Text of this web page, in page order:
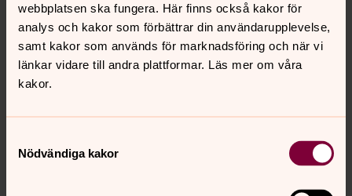
webbplatsen ska fungera. Här finns också kakor för
analys och kakor som förbättrar din användarupplevelse,
samt kakor som används för marknadsföring och när vi
länkar vidare till andra plattformar. Läs mer om våra
kakor.
Nödvändiga kakor
Foto: Kata Palasi /Ikon
Tillsammans arbetar vi för
människor över hela världen
Act Svenska kyrkan
är Svenska kyrkans internationella
kyrkor, organisationer och tusentals frivilliga arbetar Act